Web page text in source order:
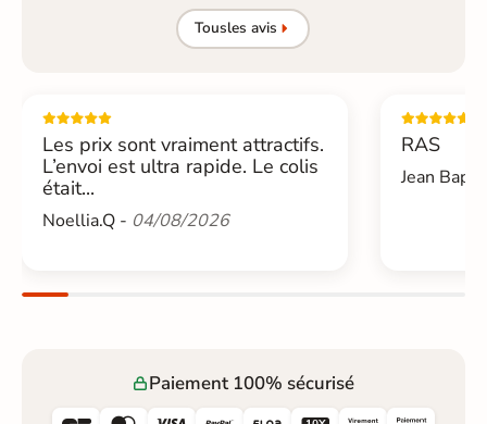
Tousles avis
Les prix sont vraiment attractifs.
L’envoi est ultra rapide. Le colis
était...
Noellia.Q - 04/08/2026
RAS
Jean
Paiement 100% sécurisé